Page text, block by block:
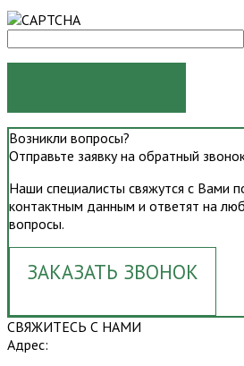
Возникли вопросы?
Отправьте заявку на обратный
Наши специалисты свяжутся с Вами
контактным данным и ответят на
вопросы.
ЗАКАЗАТЬ ЗВОНОК
СВЯЖИТЕСЬ С НАМИ
Адрес: